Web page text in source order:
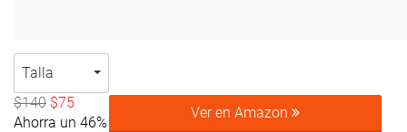
Talla
$140 $75
Ahorra un 46%
Ver en Amazon